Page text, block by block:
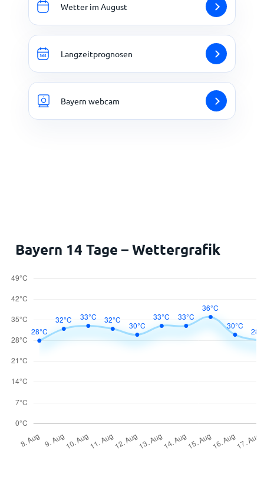
Wetter im August
Langzeitprognosen
Bayern webcam
Bayern 14 Tage – Wettergrafik